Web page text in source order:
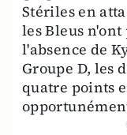
Stériles en
les Bleus
l'absence de
Groupe D, les
quatre points